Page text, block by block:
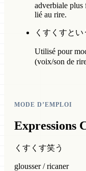
adverbiale plus
lié au rire.
くすくすとい
Utilisé pour
(voix/son de
MODE D’EMPLOI
Expressions
くすくす笑う
glousser / ricaner